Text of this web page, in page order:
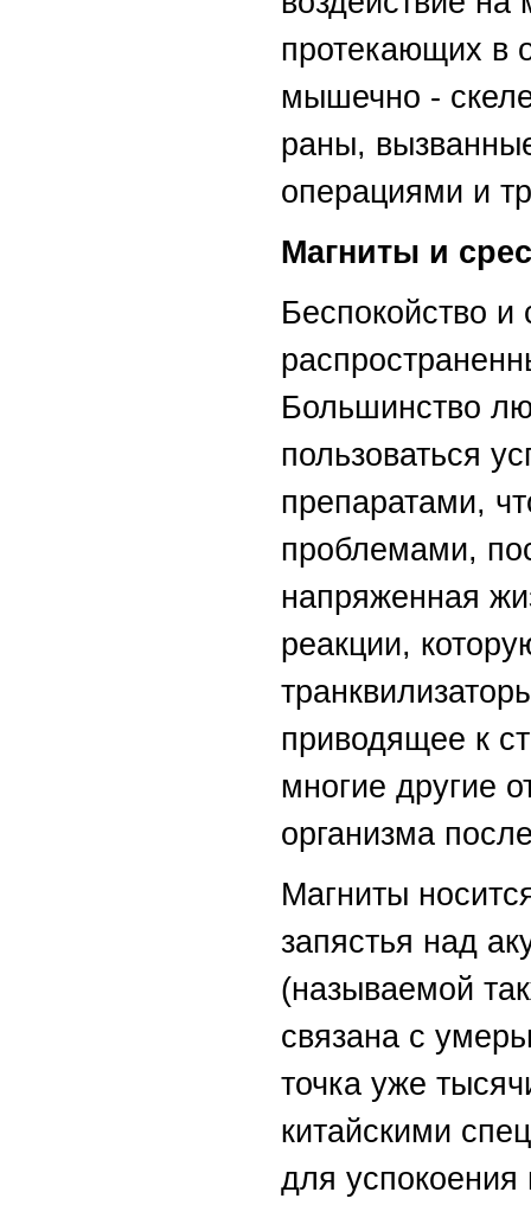
протекающих в
мышечно -
раны,
операциями и
Магниты и
Беспокойство и
Большинство
пользоваться
препаратами,
проблемами,
напряженная
реакции,
приводящее к
многие другие
организма
Магниты
запястья над
(называемой
связана с
точка уже
китайскими
для